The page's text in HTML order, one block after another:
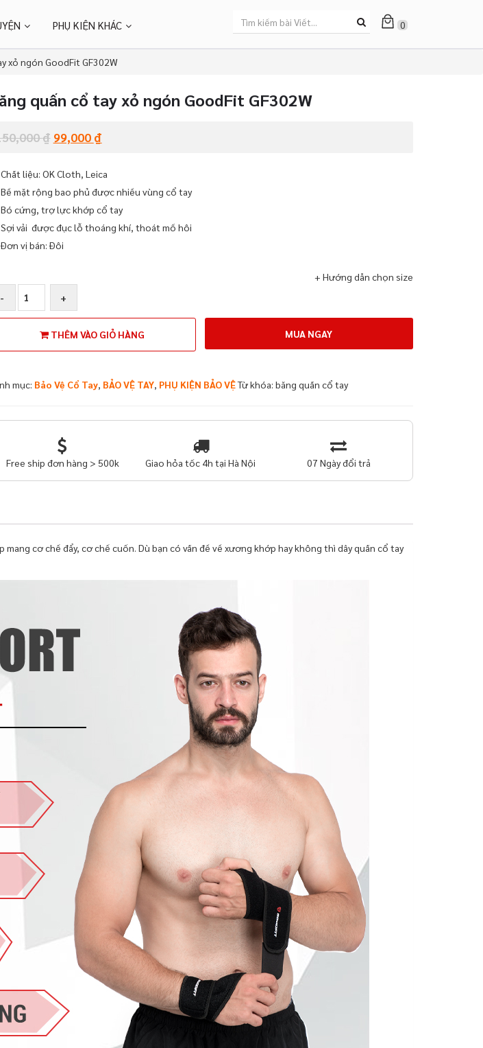
PHỤ KIỆN KHÁC 0
xỏ ngón GoodFit GF302W
quấn cổ tay xỏ ngón GoodFit GF302W
₫ 99,000 ₫
Chất liệu: OK Cloth, Leica
Bề mặt rộng bao phủ được nhiều vùng cổ tay
Bó cứng, trợ lực khớp cổ tay
Sợi vải được đục lỗ thoáng khí, thoát mồ hôi
Đơn vị bán: Đôi
+ Hướng dẫn chọn size
-
quấn
cổ
xỏ
GF302W
lượng
+
THÊM VÀO GIỎ HÀNG MUA NGAY
mục: Bảo Vệ Cổ Tay, BẢO VỆ TAY, PHỤ KIỆN BẢO VỆTừ khóa: băng quấn cổ tay
Free ship đơn hàng > 500k Giao hỏa tốc 4h tại Hà Nội 07 Ngày đổi trả
cơ chế đẩy, cơ chế cuốn. Dù bạn có vấn đề về xương khớp hay không thì dây quấn cổ tay